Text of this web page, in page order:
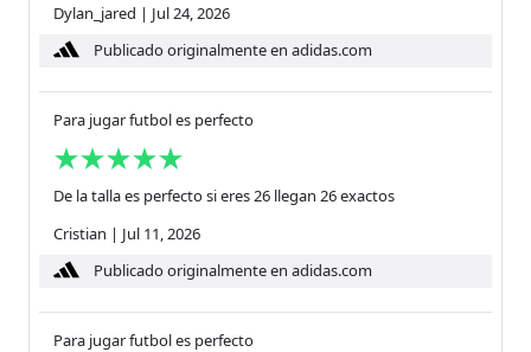
Dylan_jared | Jul 24, 2026
Publicado originalmente en adidas.com
Para jugar futbol es perfecto
De la talla es perfecto si eres 26 llegan 26 exactos
Cristian | Jul 11, 2026
Publicado originalmente en adidas.com
Para jugar futbol es perfecto